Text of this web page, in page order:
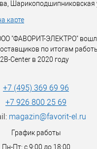
Шарикоподшипниковская
карте
"ФАВОРИТ-ЭЛЕКТРО"
по итогам
Center в 2020 году
+7 (495) 369 69 96
+7 926 800 25 69
magazin@favorit-el.ru
График работы
Пн-Пт: с 9:00 до 18:00